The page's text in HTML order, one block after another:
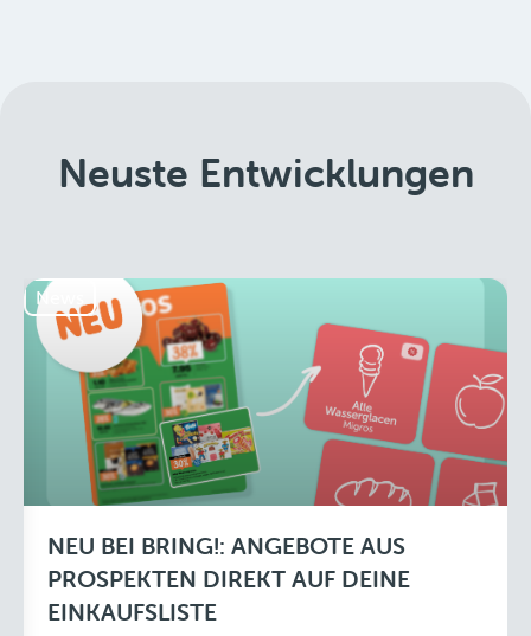
Neuste Entwicklungen
News
NEU BEI BRING!: ANGEBOTE AUS
PROSPEKTEN DIREKT AUF DEINE
EINKAUFSLISTE